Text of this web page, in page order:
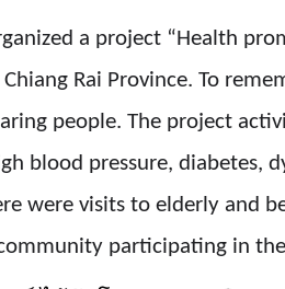
a project “Health
Rai Province. To
people. The project
blood pressure, diabetes,
were visits to elderly and
participating in